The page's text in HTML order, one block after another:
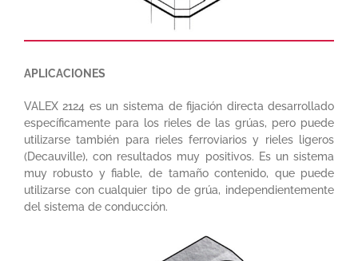
APLICACIONES
VALEX 2124 es un sistema de fijación directa desarrollado
específicamente para los rieles de las grúas, pero puede
utilizarse también para rieles ferroviarios y rieles ligeros
(Decauville), con resultados muy positivos. Es un sistema
muy robusto y fiable, de tamaño contenido, que puede
utilizarse con cualquier tipo de grúa, independientemente
del sistema de conducción.